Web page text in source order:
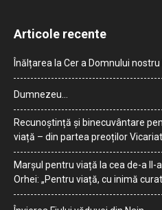
Articole recente
Înălțarea la Cer a Domnului nostru
Dumnezeu…
Recunoștință și binecuvântare
viață – din partea preoților
Marșul pentru viață la cea de-a II-
Orhei: „Pentru viață, cu inimă